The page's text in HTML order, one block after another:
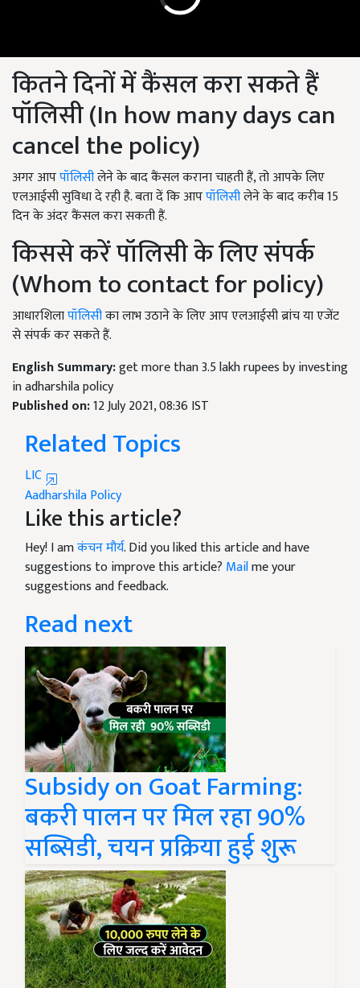
कितने दिनों में कैंसल करा सकते हैं
पॉलिसी (In how many days can
cancel the policy)
अगर आपपॉलिसीलेने के बाद कैंसल कराना चाहती हैं, तो आपके लिए
एलआईसी सुविधा दे रही है. बता दें कि आपपॉलिसीलेने के बाद करीब 15
दिन के अंदर कैंसल करा सकती हैं.
किससे करें पॉलिसी के लिए संपर्क
(Whom to contact for policy)
आधारशिलापॉलिसीका लाभ उठाने के लिए आप एलआईसी ब्रांच या एजेंट
से संपर्क कर सकते हैं.
English Summary:get more than 3.5 lakh rupees by investing
in adharshila policy
Published on:12 July 2021, 08:36 IST
Related Topics
LIC
Aadharshila Policy
Like this article?
Hey! I amकंचन मौर्य. Did you liked this article and have
suggestions to improve this article? Mailme your
suggestions and feedback.
Read next
Subsidy on Goat Farming:
बकरी पालन पर मिल रहा 90%
सब्सिडी, चयन प्रक्रिया हुई शुरू